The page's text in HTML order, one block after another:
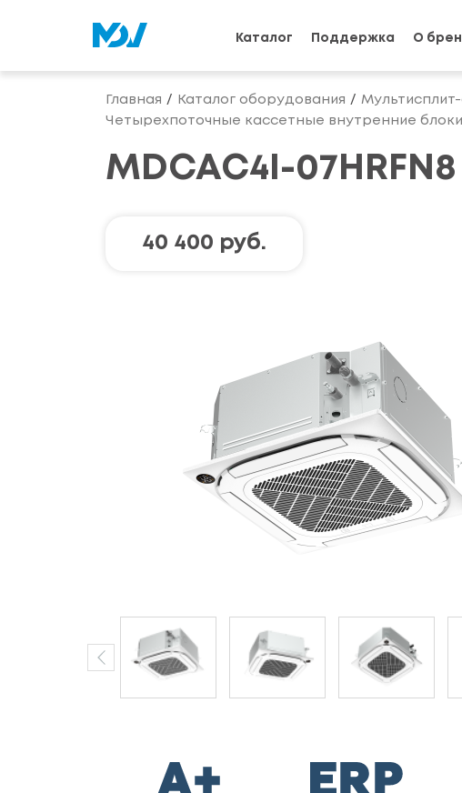
Каталог Поддержка О
Главная Каталог оборудования
Четырехпоточные кассетные внутренние блоки
MDCAC4I-07HRFN8
40 400 руб.